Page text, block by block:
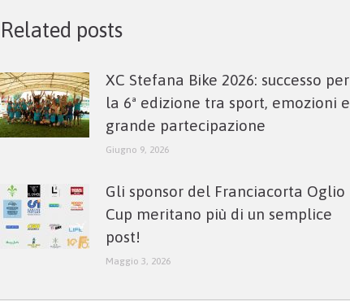
Related posts
XC Stefana Bike 2026: successo per
la 6ª edizione tra sport, emozioni e
grande partecipazione
Giugno 9, 2026
Gli sponsor del Franciacorta Oglio
Cup meritano più di un semplice
post!
Maggio 3, 2026